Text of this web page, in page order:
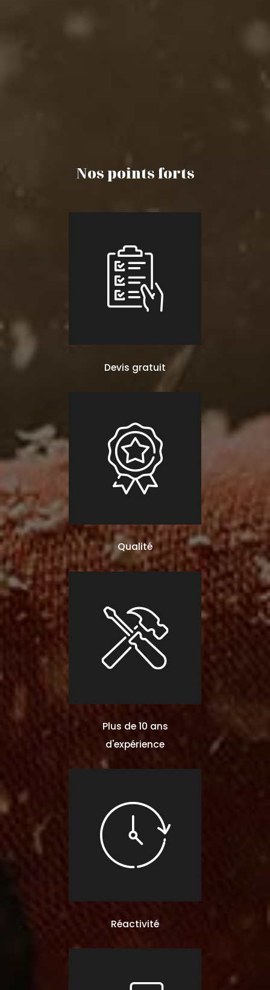
Nos points forts
Devis gratuit
Qualité
Plus de 10 ans
d'expérience
Réactivité